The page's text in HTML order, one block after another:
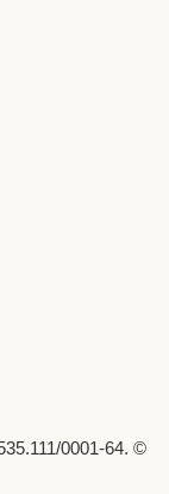
0001-64. ©